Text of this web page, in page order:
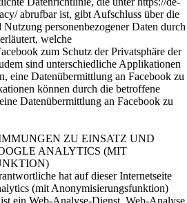
abrufbar ist, gibt Aufschluss über die
personenbezogener Daten durch
welche
zum Schutz der Privatsphäre der
sind unterschiedliche Applikationen
eine Datenübermittlung an Facebook zu
können durch die betroffene
Datenübermittlung an Facebook zu
ZU EINSATZ UND
ANALYTICS (MIT
hat auf dieser Internetseite
(mit Anonymisierungsfunktion)
ein Web-Analyse-Dienst. Web-Analyse